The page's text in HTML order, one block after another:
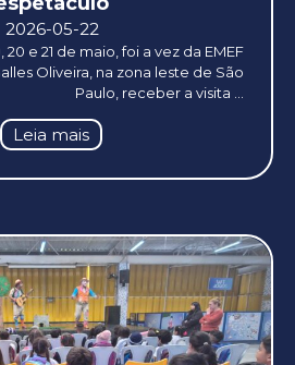
2026-05-22
20 e 21 de maio, foi a vez da EMEF
Oliveira, na zona leste de São
Paulo, receber a visita ...
Leia mais